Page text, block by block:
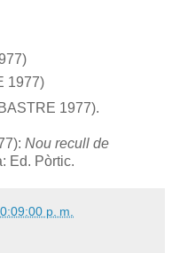
1977)
1977).
Nou recull de
Ed. Pòrtic.
p. m.